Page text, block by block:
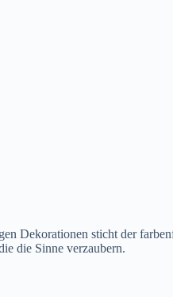
Dekorationen sticht der
die Sinne verzaubern.